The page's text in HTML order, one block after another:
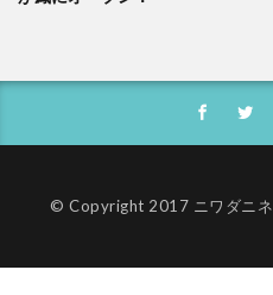
© Copyright 2017 ニワダニネ